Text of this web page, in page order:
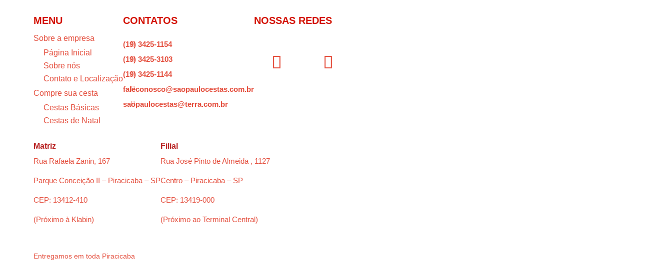
MENU
Sobre a empresa
Página Inicial
Sobre nós
Contato e Localização
Compre sua cesta
Cestas Básicas
Cestas de Natal
CONTATOS

(19) 3425-1154

(19) 3425-3103

(19) 3425-1144

faleconosco@saopaulocestas.com.br

saopaulocestas@terra.com.br
NOSSAS REDES
Matriz
Rua Rafaela Zanin, 167
Parque Conceição II – Piracicaba – SP
CEP: 13412-410
(Próximo à Klabin)
Filial
Rua José Pinto de Almeida , 1127
Centro – Piracicaba – SP
CEP: 13419-000
(Próximo ao Terminal Central)
Entregamos em toda Piracicaba